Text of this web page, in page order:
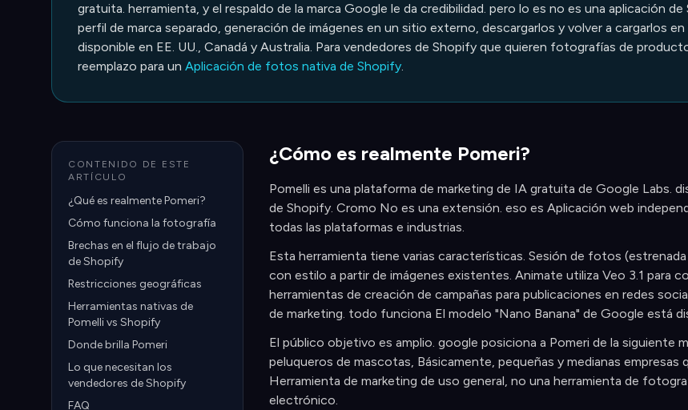
gratuita. herramienta, y el respaldo de la marca Google le da credibilidad. pero lo es no es una aplicación
perfil de marca separado, generación de imágenes en un sitio externo, descargarlos y volver a cargarlos
disponible en EE. UU., Canadá y Australia. Para vendedores de Shopify que quieren fotografías de
reemplazo para un Aplicación de fotos nativa de Shopify.
CONTENIDO DE ESTE
ARTÍCULO
¿Qué es realmente Pomeri?
Cómo funciona la fotografía
Brechas en el flujo de trabajo
de Shopify
Restricciones geográficas
Herramientas nativas de
Pomelli vs Shopify
Donde brilla Pomeri
Lo que necesitan los
vendedores de Shopify
FAQ
¿Cómo es realmente Pomeri?
Pomelli es una plataforma de marketing de IA gratuita de Google Labs.
de Shopify. Cromo No es una extensión. eso es Aplicación web
todas las plataformas e industrias.
Esta herramienta tiene varias características. Sesión de fotos
con estilo a partir de imágenes existentes. Animate utiliza Veo 3.1 para
herramientas de creación de campañas para publicaciones en redes
de marketing. todo funciona El modelo "Nano Banana" de Google está
El público objetivo es amplio. google posiciona a Pomeri de la siguiente
peluqueros de mascotas, Básicamente, pequeñas y medianas
Herramienta de marketing de uso general, no una herramienta de
electrónico.